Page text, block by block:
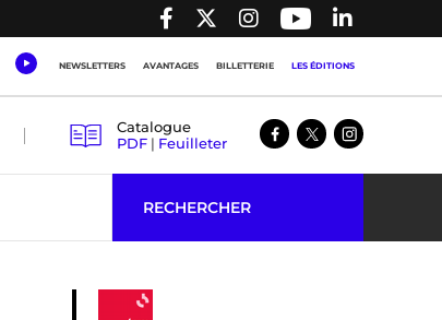
NEWSLETTERS AVANTAGES BILLETTERIE LES ÉDITIONS
Catalogue
PDF | Feuilleter
RECHERCHER